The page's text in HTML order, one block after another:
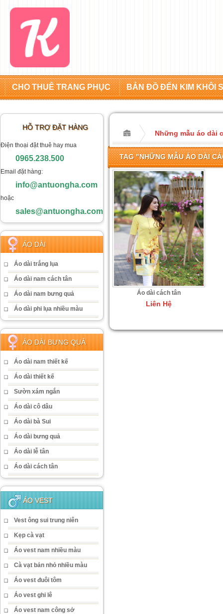
CHO THUÊ TRANG PHỤC BẢN ĐỒ ĐẾN KIM KHÔI
HỖ TRỢ ĐẶT HÀNG
Điện thoại đặt thuê hay mua
0965.238.500
Email đặt hàng:
info@antuongha.com
hoặc
sales@antuongha.com
ÁO DÀI
Áo dài trắng lụa
Áo dài nam cách tân
Áo dài nam bưng quả
Áo dài phi lụa nhiều màu
ÁO DÀI BƯNG QUẢ
Áo dài nam thiết kế
Áo dài thiết kế
Sườn xám ngắn
Áo dài cô dâu
Áo dài bà Sui
Áo dài bưng quả
Áo dài lễ tân
Áo dài cách tân
ÁO VEST
Vest ông sui trung niên
Kẹp cà vạt
Áo vest nam nhiều màu
Cà vạt bản nhỏ nhiều màu
Áo vest đuôi tôm
Áo vest ghi lê
Áo vest nam công sở
Những mẫu áo dài
TAG "NHỮNG MẪU ÁO DÀI
Áo dài cách tân
Liên Hệ